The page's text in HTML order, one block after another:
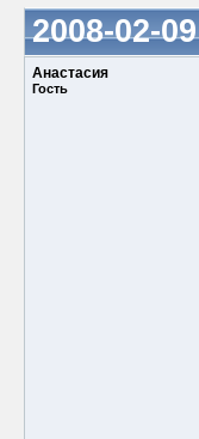
2008-02-
Анастасия
Гость